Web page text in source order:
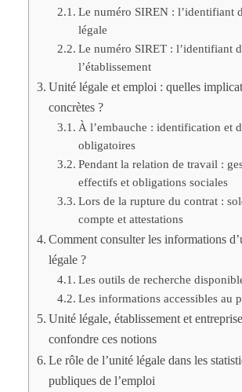
Le numéro SIREN : l’identifiant
légale
Le numéro SIRET : l’identifiant
l’établissement
Unité légale et emploi : quelles
concrètes ?
À l’embauche : identification et
obligatoires
Pendant la relation de travail :
effectifs et obligations sociales
Lors de la rupture du contrat :
compte et attestations
Comment consulter les informations
légale ?
Les outils de recherche
Les informations accessibles au
Unité légale, établissement et
confondre ces notions
Le rôle de l’unité légale dans les
publiques de l’emploi